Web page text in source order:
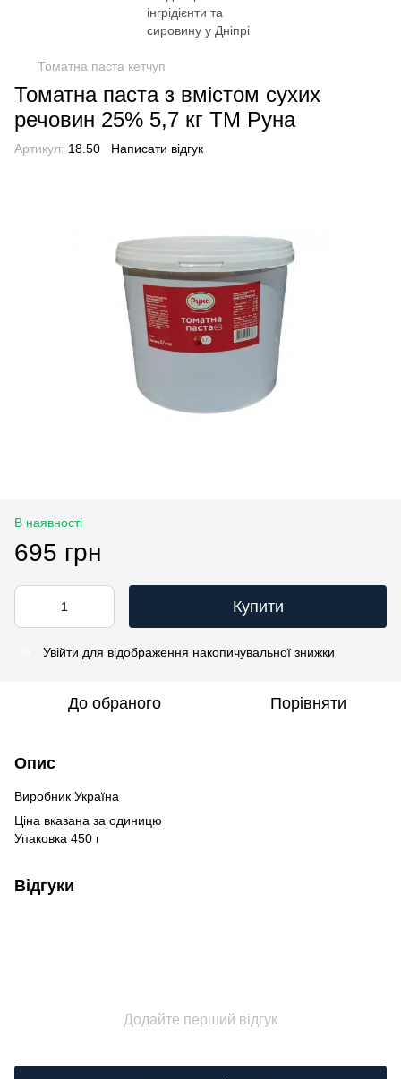
Томатна паста кетчуп
Томатна паста з вмістом сухих
речовин 25% 5,7 кг ТМ Руна
Артикул: 18.50 Написати відгук
В наявності
695 грн
Купити
Увійти для відображення накопичувальної знижки
До обраного Порівняти
Опис
Виробник Україна
Ціна вказана за одиницю
Упаковка 450 г
Відгуки
Додайте перший відгук